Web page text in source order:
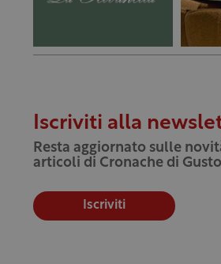
Iscriviti alla
Resta aggiornato sulle
articoli di Cronache di Gusto
Iscriviti